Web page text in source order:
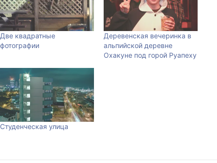
Две квадратные
фотографии
Деревенская вечеринка в
альпийской деревне
Охакуне под горой Руапеху
Студенческая улица